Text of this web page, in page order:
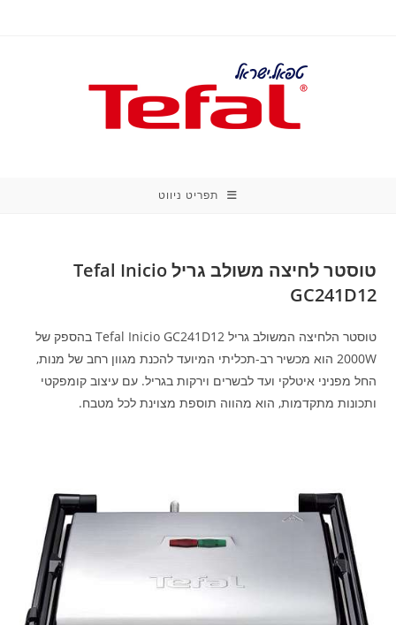
תפריט ניווט
טוסטר לחיצה משולב גריל Tefal Inicio
GC241D12
טוסטר הלחיצה המשולב גריל Tefal Inicio GC241D12 בהספק של
2000W הוא מכשיר רב-תכליתי המיועד להכנת מגוון רחב של מנות,
החל מפניני איטלקי ועד לבשרים וירקות בגריל. עם עיצוב קומפקטי
ותכונות מתקדמות, הוא מהווה תוספת מצוינת לכל מטבח.​